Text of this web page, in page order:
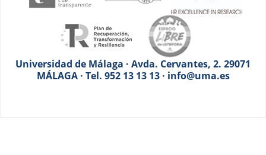
Universidad de Málaga · Avda. Cervantes, 2. 29071
MÁLAGA · Tel. 952 13 13 13 · info@uma.es